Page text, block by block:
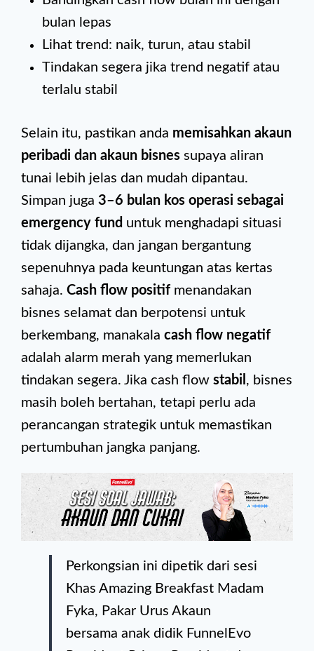
bulan lepas
Lihat trend: naik, turun, atau stabil
Tindakan segera jika trend negatif atau
terlalu stabil
Selain itu, pastikan anda memisahkan akaun
peribadi dan akaun bisnes supaya aliran
tunai lebih jelas dan mudah dipantau.
Simpan juga 3–6 bulan kos operasi sebagai
emergency fund untuk menghadapi situasi
tidak dijangka, dan jangan bergantung
sepenuhnya pada keuntungan atas kertas
sahaja. Cash flow positif menandakan
bisnes selamat dan berpotensi untuk
berkembang, manakala cash flow negatif
adalah alarm merah yang memerlukan
tindakan segera. Jika cash flow stabil , bisnes
masih boleh bertahan, tetapi perlu ada
perancangan strategik untuk memastikan
pertumbuhan jangka panjang.
Perkongsian ini dipetik dari sesi
Khas Amazing Breakfast Madam
Fyka, Pakar Urus Akaun
bersama anak didik FunnelEvo